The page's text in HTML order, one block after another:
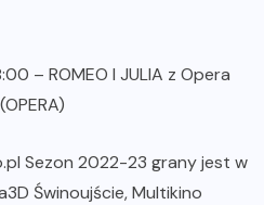
– ROMEO I JULIA z Opera
Sezon 2022-23 grany jest w
Świnoujście, Multikino